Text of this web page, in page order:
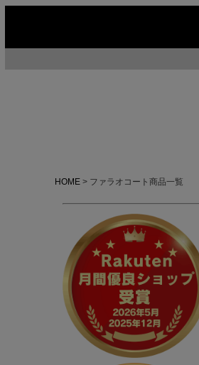
今季イチオシ
MOTORCYCLE ▶
春夏専用ライダース
シングルライダース
TOWN WEAR ▶
ライダース
ABOUT US ▶
LIUGOOとは?
LIUGOOのミッション・ビジョン
HOME ファラオコート商品一覧